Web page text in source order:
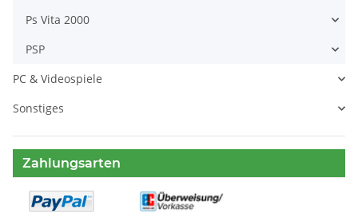
Ps Vita 2000
PSP
PC & Videospiele
Sonstiges
Zahlungsarten